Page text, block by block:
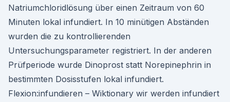
Natriumchloridlösung über einen Zeitraum von 60
Minuten lokal infundiert. In 10 minütigen Abständen
wurden die zu kontrollierenden
Untersuchungsparameter registriert. In der anderen
Prüfperiode wurde Dinoprost statt Norepinephrin in
bestimmten Dosisstufen lokal infundiert.
Flexion:infundieren – Wiktionary wir werden infundiert